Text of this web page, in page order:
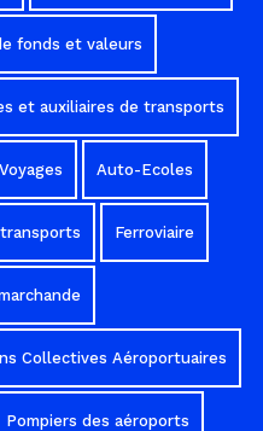
fonds et valeurs
et auxiliaires de transports
Auto-Ecoles
Ferroviaire
Collectives Aéroportuaires
Pompiers des aéroports